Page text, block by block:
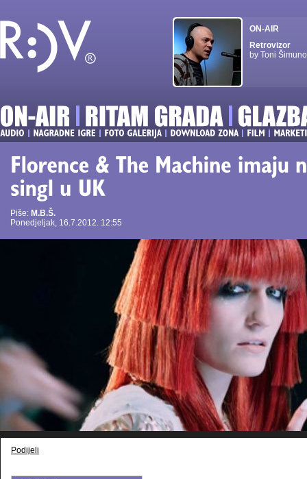
ON-AIR
Retrovizor
by Toni
Piše: M.B.Š.
Ponedjeljak, 16.7.2012. 12:55
Podijeli